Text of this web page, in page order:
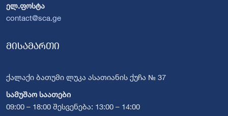
ელ.ფოსტა
contact@sca.ge
მისამართი
ქალაქი ბათუმი ლუკა ასათიანის ქუჩა № 37
სამუშაო საათები
09:00 – 18:00 შესვენება: 13:00 – 14:00